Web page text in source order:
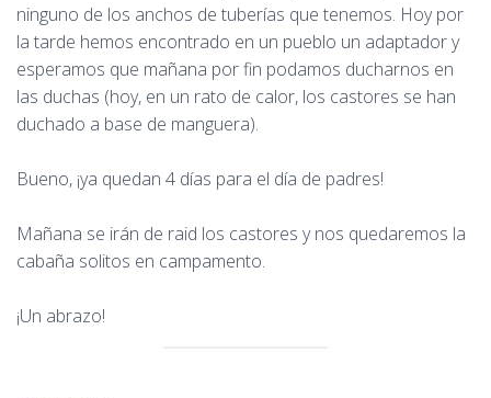
ninguno de los anchos de tuberías que tenemos. Hoy por
la tarde hemos encontrado en un pueblo un adaptador y
esperamos que mañana por fin podamos ducharnos en
las duchas (hoy, en un rato de calor, los castores se han
duchado a base de manguera).
Bueno, ¡ya quedan 4 días para el día de padres!
Mañana se irán de raid los castores y nos quedaremos la
cabaña solitos en campamento.
¡Un abrazo!